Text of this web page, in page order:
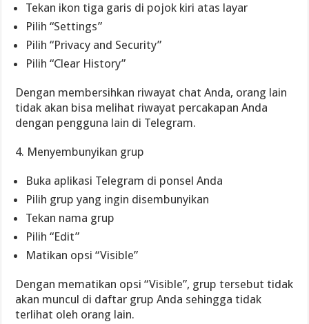
Tekan ikon tiga garis di pojok kiri atas layar
Pilih “Settings”
Pilih “Privacy and Security”
Pilih “Clear History”
Dengan membersihkan riwayat chat Anda, orang lain
tidak akan bisa melihat riwayat percakapan Anda
dengan pengguna lain di Telegram.
4. Menyembunyikan grup
Buka aplikasi Telegram di ponsel Anda
Pilih grup yang ingin disembunyikan
Tekan nama grup
Pilih “Edit”
Matikan opsi “Visible”
Dengan mematikan opsi “Visible”, grup tersebut tidak
akan muncul di daftar grup Anda sehingga tidak
terlihat oleh orang lain.